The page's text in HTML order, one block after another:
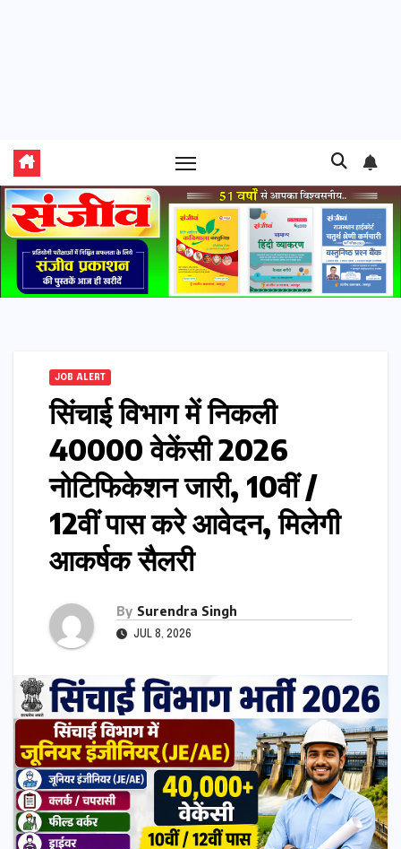
JOB ALERT
सिंचाई विभाग में निकली
40000 वेकेंसी 2026
नोटिफिकेशन जारी, 10वीं /
12वीं पास करे आवेदन, मिलेगी
आकर्षक सैलरी
By Surendra Singh
JUL 8, 2026